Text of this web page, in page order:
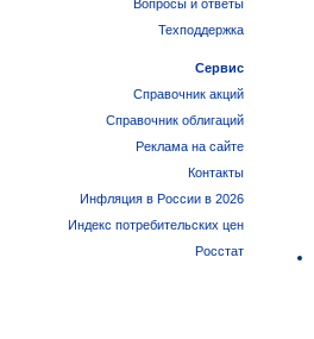
Вопросы и ответы
Техподдержка
Сервис
Справочник акций
Справочник облигаций
Реклама на сайте
Контакты
Инфляция в России в 2026
Индекс потребительских цен
Росстат